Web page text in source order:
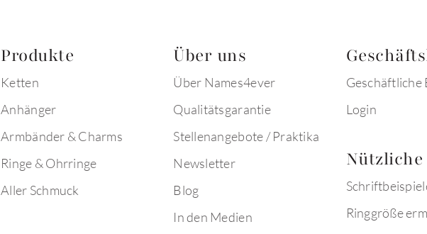
Produkte
Ketten
Anhänger
Armbänder & Charms
Ringe & Ohrringe
Aller Schmuck
Über uns
Über Names4ever
Qualitätsgarantie
Stellenangebote / Praktika
Newsletter
Blog
In den Medien
Geschäftliche
Login
Ringgröße